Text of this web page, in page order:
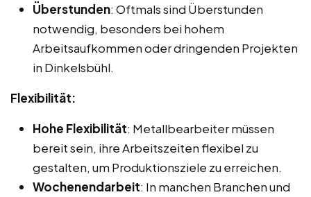
Überstunden: Oftmals sind Überstunden
notwendig, besonders bei hohem
Arbeitsaufkommen oder dringenden Projekten
in Dinkelsbühl.
Flexibilität:
Hohe Flexibilität: Metallbearbeiter müssen
bereit sein, ihre Arbeitszeiten flexibel zu
gestalten, um Produktionsziele zu erreichen.
Wochenendarbeit: In manchen Branchen und